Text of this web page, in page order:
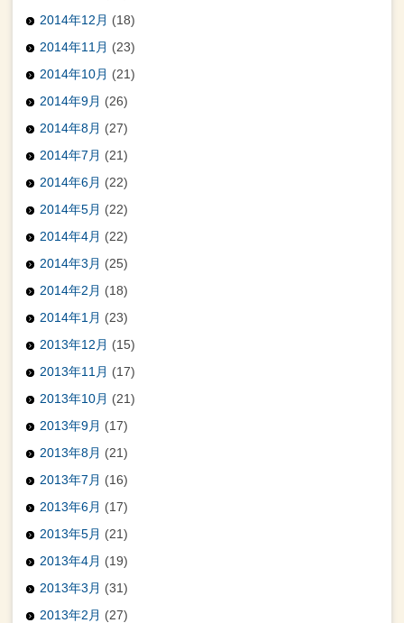
2014年12月 (18)
2014年11月 (23)
2014年10月 (21)
2014年9月 (26)
2014年8月 (27)
2014年7月 (21)
2014年6月 (22)
2014年5月 (22)
2014年4月 (22)
2014年3月 (25)
2014年2月 (18)
2014年1月 (23)
2013年12月 (15)
2013年11月 (17)
2013年10月 (21)
2013年9月 (17)
2013年8月 (21)
2013年7月 (16)
2013年6月 (17)
2013年5月 (21)
2013年4月 (19)
2013年3月 (31)
2013年2月 (27)